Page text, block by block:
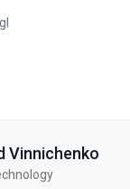
Vinnichenko